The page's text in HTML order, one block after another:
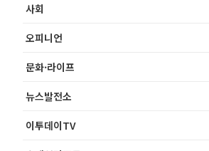
사회
오피니언
문화·라이프
뉴스발전소
이투데이TV